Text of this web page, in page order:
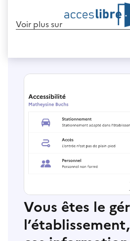
Voir plus sur
Vous êtes le